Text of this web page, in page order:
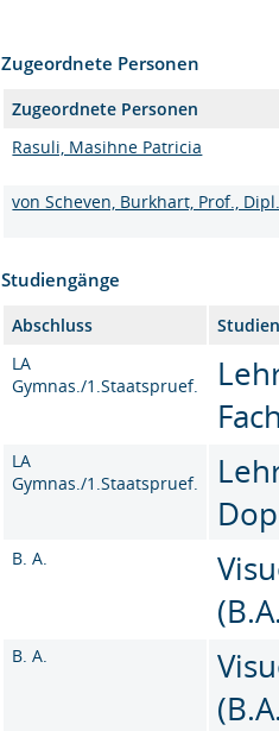
Zugeordnete Personen
Zugeordnete Personen
Rasuli, Masihne Patricia
von Scheven, Burkhart, Prof.,
Studiengänge
Abschluss
LA
Gymnas./1.Staatspruef.
LA
Gymnas./1.Staatspruef.
B. A.
B. A.